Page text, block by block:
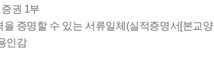
권 1부
증명할 수 있는 서류일체(실적증명서[본교양
인감